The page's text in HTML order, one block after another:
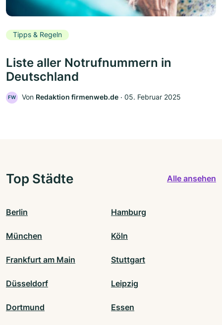
Tipps & Regeln
Liste aller Notrufnummern in
Deutschland
FW Von Redaktion firmenweb.de ‧ 05. Februar 2025
Top Städte Alle ansehen
Berlin Hamburg
München Köln
Frankfurt am Main Stuttgart
Düsseldorf Leipzig
Dortmund Essen